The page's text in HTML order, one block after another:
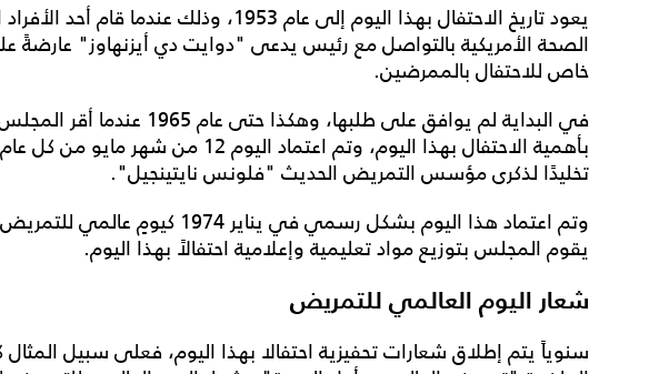
يعودتاريخ
الاحتفال بهذا اليوم إلى عام 1953، وذلك
الصحة الأمريكية بالتواصل مع رئيس يدعى "دوايت دي أيزنهاوز" عارضةً
خاص للاحتفال بالممرضين.
في البداية لم يوافق على طلبها، وهكذا
بأهمية الاحتفال بهذا اليوم، وتم اعتماد اليوم 12 من شهر مايو من كل عام موعدًا
تخليدًا لذكرى مؤسس التمريض الحديث "فلونس نايتينجيل".
وتم اعتماد هذا اليوم بشكل رسمي في يناير 1974
كيومٍ عالمي للتمريض
يقوم المجلس بتوزيع مواد تعليمية وإعلامية احتفالاً بهذا اليوم.
شعار اليوم العالمي للتمريض
سنوياً يتم إطلاق شعارات تحفيزية احتفالا بهذا اليوم، فعلى سبيل المثال